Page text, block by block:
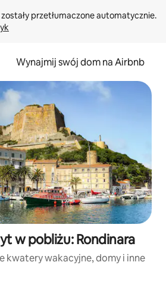
Wynajmij swój dom na Airbnb
w pobliżu: Rondinara
kwatery wakacyjne, domy i inne